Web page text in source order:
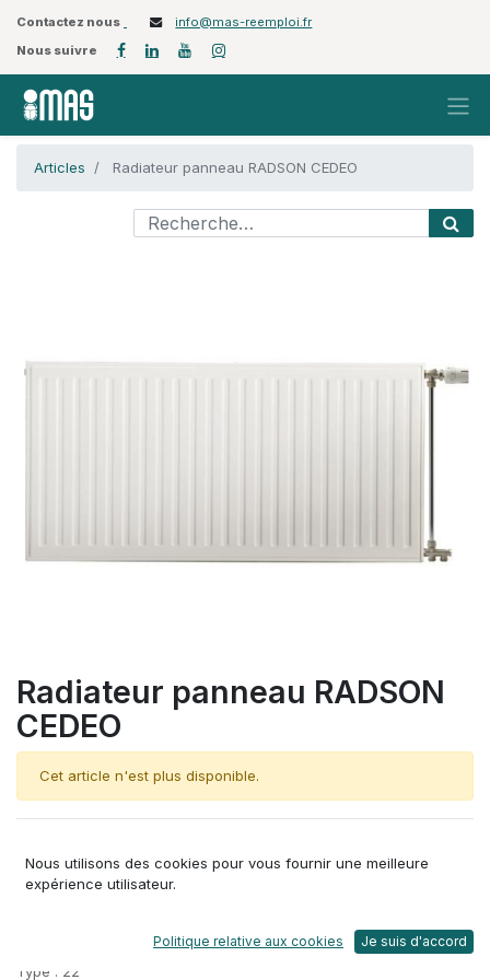
Contactez nous
info@mas-reemploi.fr
Nous suivre
Articles Radiateur panneau RADSON CEDEO
Radiateur panneau RADSON
CEDEO
Cet article n'est plus disponible.
Dimensions : 105x90x10,6 cm
Puissance : 2258watt
Type : 22
Nous utilisons des cookies pour vous fournir une meilleure
expérience utilisateur.
Politique relative aux cookies Je suis d'accord